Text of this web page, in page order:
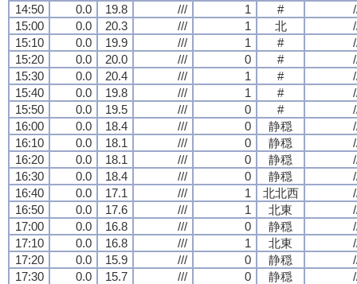
14:50 0.0 19.8 /// 1 #
15:00
0.0 20.3 /// 1 北
15:10
0.0 19.9 /// 1 #
15:20
0.0 20.0 /// 0 #
15:30
0.0 20.4 /// 1 #
15:40
0.0 19.8 /// 1 #
15:50
0.0 19.5 /// 0 #
16:00
0.0 18.4 /// 0 静穏
16:10
0.0 18.1 /// 0 静穏
16:20
0.0 18.1 /// 0 静穏
16:30
0.0 18.4 /// 0 静穏
16:40
0.0 17.1 /// 1 北北西
16:50
0.0 17.6 /// 1 北東
17:00
0.0 16.8 /// 0 静穏
17:10
0.0 16.8 /// 1 北東
17:20
0.0 15.9 /// 0 静穏
17:30
0.0 15.7 /// 0 静穏